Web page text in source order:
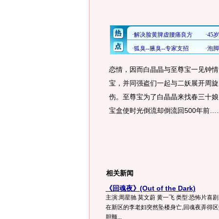
恋情，因而白晶晶与至尊宝一见钟
宝，并同强盗们一起与二妖展开周
伤。至尊宝为了白晶晶来找春三十
宝盒使时光倒流却倒流回500年前
相关新闻
《回魂夜》(Out of the Dark)
主演:周星驰 莫文蔚 黄一飞 类型:恐怖片喜
在新区的李老妇突然坠楼身亡,回魂夜弄得
胆颤...